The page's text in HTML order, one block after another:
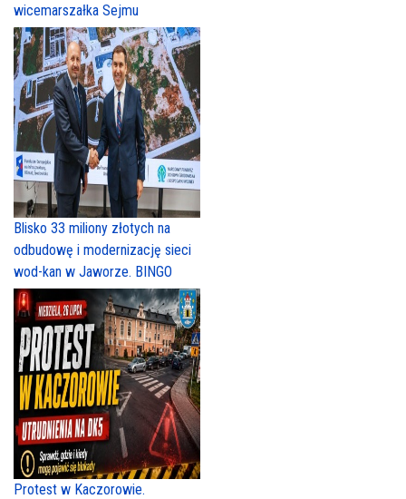
wicemarszałka Sejmu
Blisko 33 miliony złotych na
odbudowę i modernizację sieci
wod-kan w Jaworze. BINGO
Protest w Kaczorowie.